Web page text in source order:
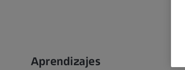
Aprendizajes